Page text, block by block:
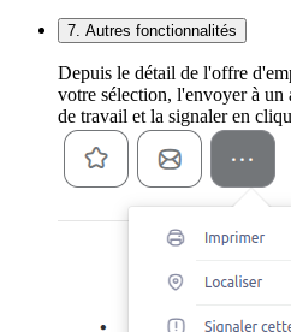
7. Autres fonctionnalités
Depuis le détail de l'offre
votre sélection, l'envoyer à
de travail et la signaler en